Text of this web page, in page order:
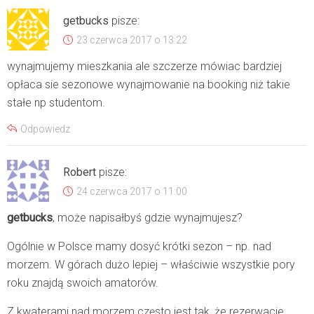
getbucks pisze:
23 czerwca 2017 o 13:22
wynajmujemy mieszkania ale szczerze mówiac bardziej
opłaca sie sezonowe wynajmowanie na booking niż takie
stałe np studentom.
Odpowiedz
Robert pisze:
24 czerwca 2017 o 11:00
getbucks, może napisałbyś gdzie wynajmujesz?
Ogólnie w Polsce mamy dosyć krótki sezon – np. nad
morzem. W górach dużo lepiej – właściwie wszystkie pory
roku znajdą swoich amatorów.
Z kwaterami nad morzem często jest tak, że rezerwacje